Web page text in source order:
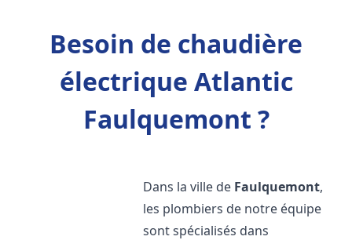
Besoin de chaudière
électrique Atlantic
Faulquemont ?
Dans la ville de Faulquemont,
les plombiers de notre équipe
sont spécialisés dans